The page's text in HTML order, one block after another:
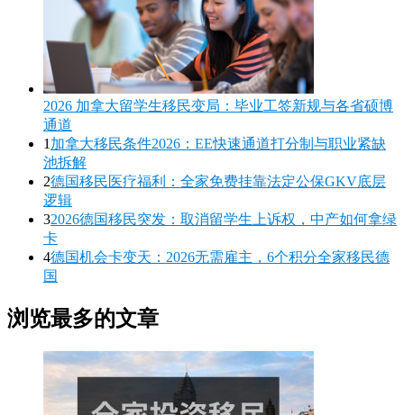
2026 加拿大留学生移民变局：毕业工签新规与各省硕博
通道
1加拿大移民条件2026：EE快速通道打分制与职业紧缺
池拆解
2德国移民医疗福利：全家免费挂靠法定公保GKV底层
逻辑
32026德国移民突发：取消留学生上诉权，中产如何拿绿
卡
4德国机会卡变天：2026无需雇主，6个积分全家移民德
国
浏览最多的文章